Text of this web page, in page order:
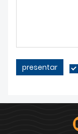
presentar